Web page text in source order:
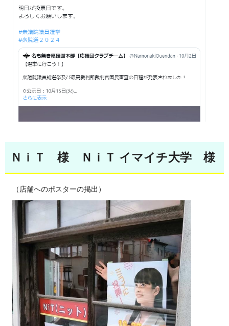
ＮｉＴ 様 ＮｉＴ イマイチ大学 様
（店舗へのポスターの掲出）